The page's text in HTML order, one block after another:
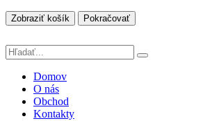
Zobraziť košík Pokračovať
Domov
O nás
Obchod
Kontakty